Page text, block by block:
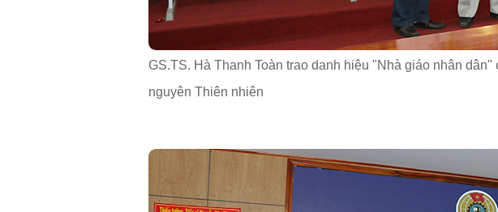
GS.TS. Hà Thanh Toàn trao danh hiệu "Nhà giáo nhân
nguyên Thiên nhiên